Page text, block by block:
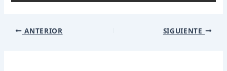
Navegación
ANTERIOR SIGUIENTE